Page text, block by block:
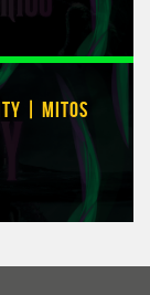
| MITOS